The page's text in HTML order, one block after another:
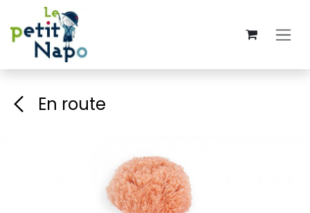
Se rendre au contenu
En route